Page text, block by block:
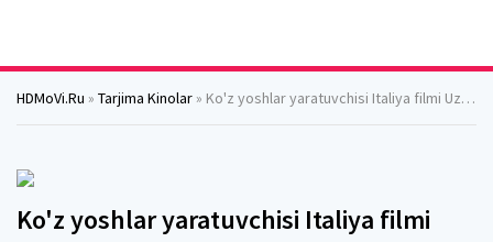
HDMoVi.Ru » Tarjima Kinolar » Ko'z yoshlar yaratuvchisi Italiya filmi Uzbek tilida O'zbekcha 2024 tarjima kino Full HD tas-ix skachat
Ko'z yoshlar yaratuvchisi Italiya filmi